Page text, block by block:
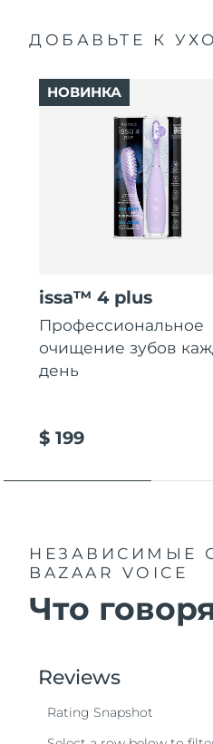
ДОБАВЬТЕ К
issa™ 4 plus
Профессиональное
очищение зубов
день
$ 199
НОВИНКА
НЕЗАВИСИМЫЕ
BAZAAR VOICE
Что